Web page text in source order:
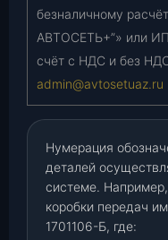
безналичному
АВТОСЕТЬ+”» или
счёт с НДС и без
admin@avtosetuaz.ru
Нумерация
деталей
системе.
коробки передач
1701106-Б, где: